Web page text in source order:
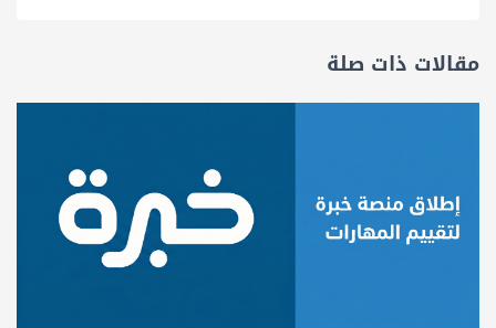
مقالات ذات صلة